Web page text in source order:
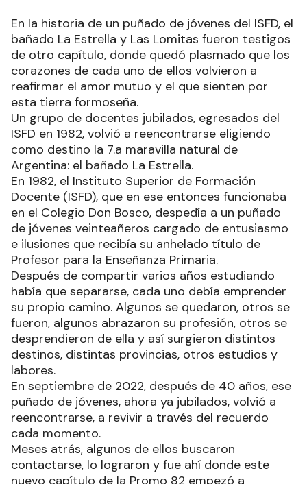
En la historia de un puñado de jóvenes del ISFD, el
bañado La Estrella y Las Lomitas fueron testigos
de otro capítulo, donde quedó plasmado que los
corazones de cada uno de ellos volvieron a
reafirmar el amor mutuo y el que sienten por
esta tierra formoseña.
Un grupo de docentes jubilados, egresados del
ISFD en 1982, volvió a reencontrarse eligiendo
como destino la 7.a maravilla natural de
Argentina: el bañado La Estrella.
En 1982, el Instituto Superior de Formación
Docente (ISFD), que en ese entonces funcionaba
en el Colegio Don Bosco, despedía a un puñado
de jóvenes veinteañeros cargado de entusiasmo
e ilusiones que recibía su anhelado título de
Profesor para la Enseñanza Primaria.
Después de compartir varios años estudiando
había que separarse, cada uno debía emprender
su propio camino. Algunos se quedaron, otros se
fueron, algunos abrazaron su profesión, otros se
desprendieron de ella y así surgieron distintos
destinos, distintas provincias, otros estudios y
labores.
En septiembre de 2022, después de 40 años, ese
puñado de jóvenes, ahora ya jubilados, volvió a
reencontrarse, a revivir a través del recuerdo
cada momento.
Meses atrás, algunos de ellos buscaron
contactarse, lo lograron y fue ahí donde este
nuevo capítulo de la Promo 82 empezó a